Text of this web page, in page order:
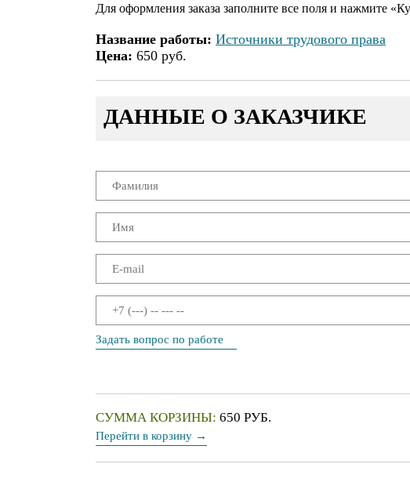
Для оформления заказа заполните все поля и нажмите
Название работы: Источники трудового права
Цена: 650 руб.
ДАННЫЕ О ЗАКАЗЧИКЕ
Задать вопрос по работе
СУММА КОРЗИНЫ: 650 РУБ.
Перейти в корзину →